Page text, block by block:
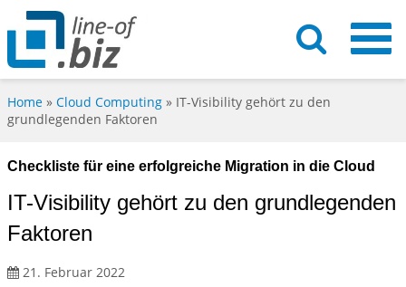
Home » Cloud Computing » IT-Visibility gehört zu den
grundlegenden Faktoren
Checkliste für eine erfolgreiche Migration in die Cloud
IT-Visibility gehört zu den grundlegenden
Faktoren
21. Februar 2022